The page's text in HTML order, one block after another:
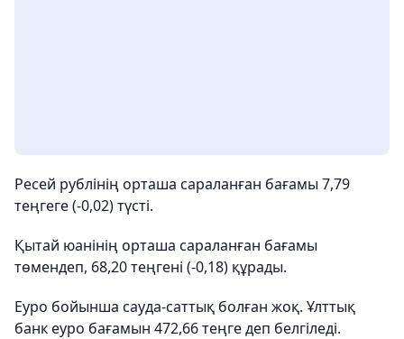
Ресей рублінің орташа сараланған бағамы 7,79
теңгеге (-0,02) түсті.
Қытай юанінің орташа сараланған бағамы
төмендеп, 68,20 теңгені (-0,18) құрады.
Еуро бойынша сауда-саттық болған жоқ. Ұлттық
банк еуро бағамын 472,66 теңге деп белгіледі.